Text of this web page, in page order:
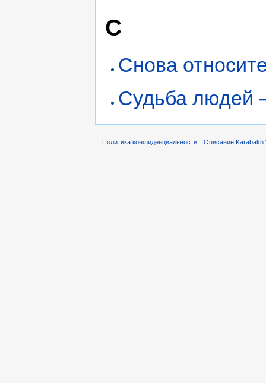
С
Снова
Судьба людей
Политика конфиденциальности Описание Karabakh